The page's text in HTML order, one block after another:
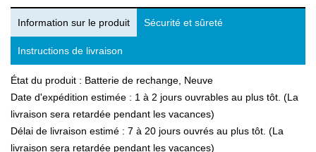
Information sur le produit Sécurité et sûreté
Instructions de livraison
État du produit : Batterie de rechange, Neuve
Date d'expédition estimée : 1 à 2 jours ouvrables au plus tôt. (La
livraison sera retardée pendant les vacances)
Délai de livraison estimé : 7 à 20 jours ouvrés au plus tôt. (La
livraison sera retardée pendant les vacances)